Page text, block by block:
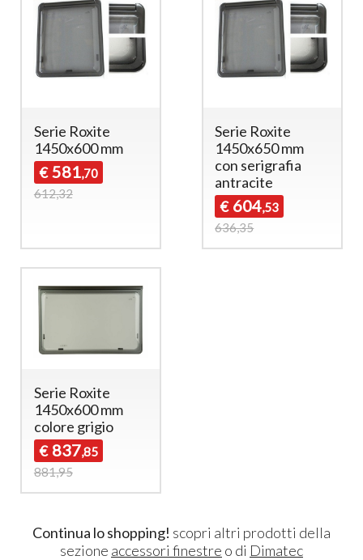
Serie Roxite
1450x600 mm
€ 581,70
612,32
Serie Roxite
1450x650 mm
con serigrafia
antracite
€ 604,53
636,35
Serie Roxite
1450x600 mm
colore grigio
€ 837,85
881,95
Continua lo shopping! scopri altri prodotti della
sezione accessori finestre o di Dimatec